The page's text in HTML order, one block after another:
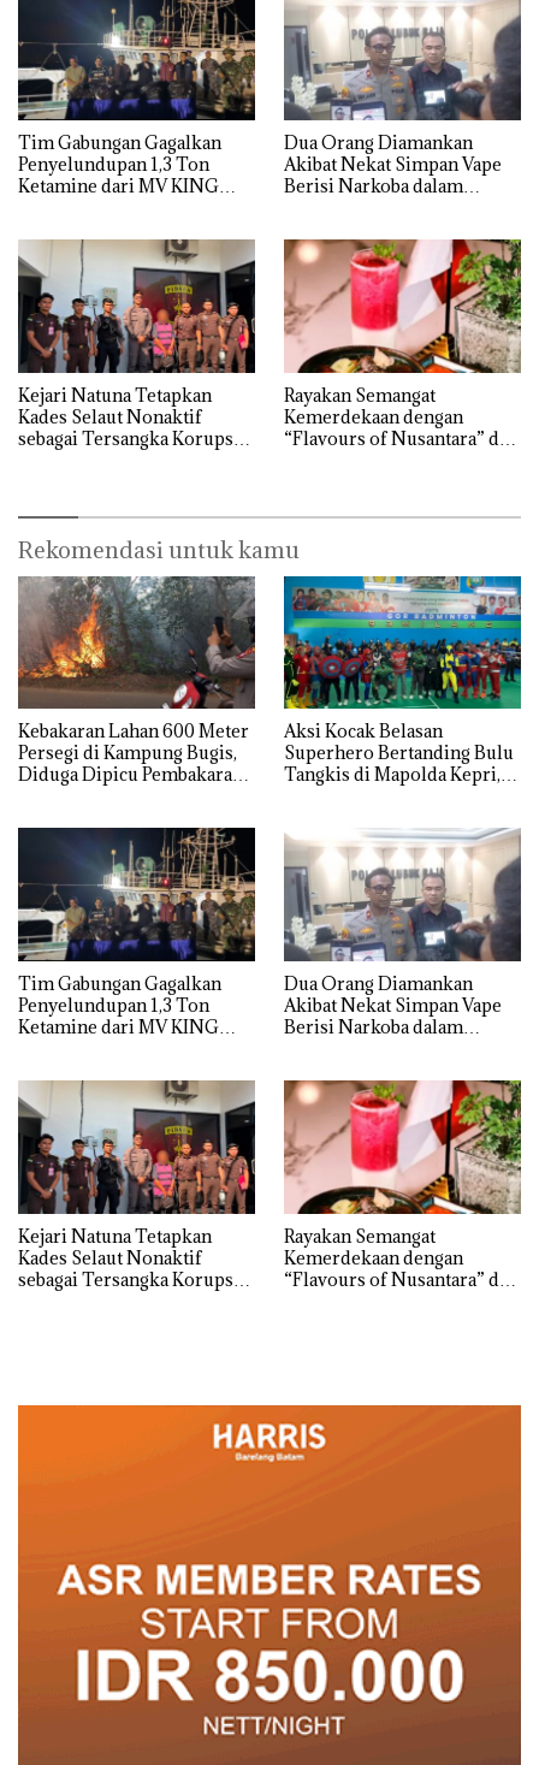
Tim Gabungan Gagalkan
Penyelundupan 1,3 Ton
Ketamine dari MV KING
Dua Orang Diamankan
Akibat Nekat Simpan Vape
Berisi Narkoba dalam
Kejari Natuna Tetapkan
Kades Selaut Nonaktif
sebagai Tersangka Korupsi
Rayakan Semangat
Kemerdekaan dengan
“Flavours of Nusantara” di
Rekomendasi untuk kamu
Kebakaran Lahan 600 Meter
Persegi di Kampung Bugis,
Diduga Dipicu Pembakaran
Aksi Kocak Belasan
Superhero Bertanding Bulu
Tangkis di Mapolda Kepri,
Tim Gabungan Gagalkan
Penyelundupan 1,3 Ton
Ketamine dari MV KING
Dua Orang Diamankan
Akibat Nekat Simpan Vape
Berisi Narkoba dalam
Kejari Natuna Tetapkan
Kades Selaut Nonaktif
sebagai Tersangka Korupsi
Rayakan Semangat
Kemerdekaan dengan
“Flavours of Nusantara” di